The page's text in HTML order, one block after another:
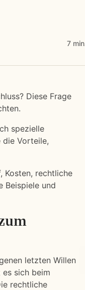
7
Diese Frage
spezielle
die Vorteile,
Kosten, rechtliche
Beispiele und
letzten Willen
sich beim
rechtliche